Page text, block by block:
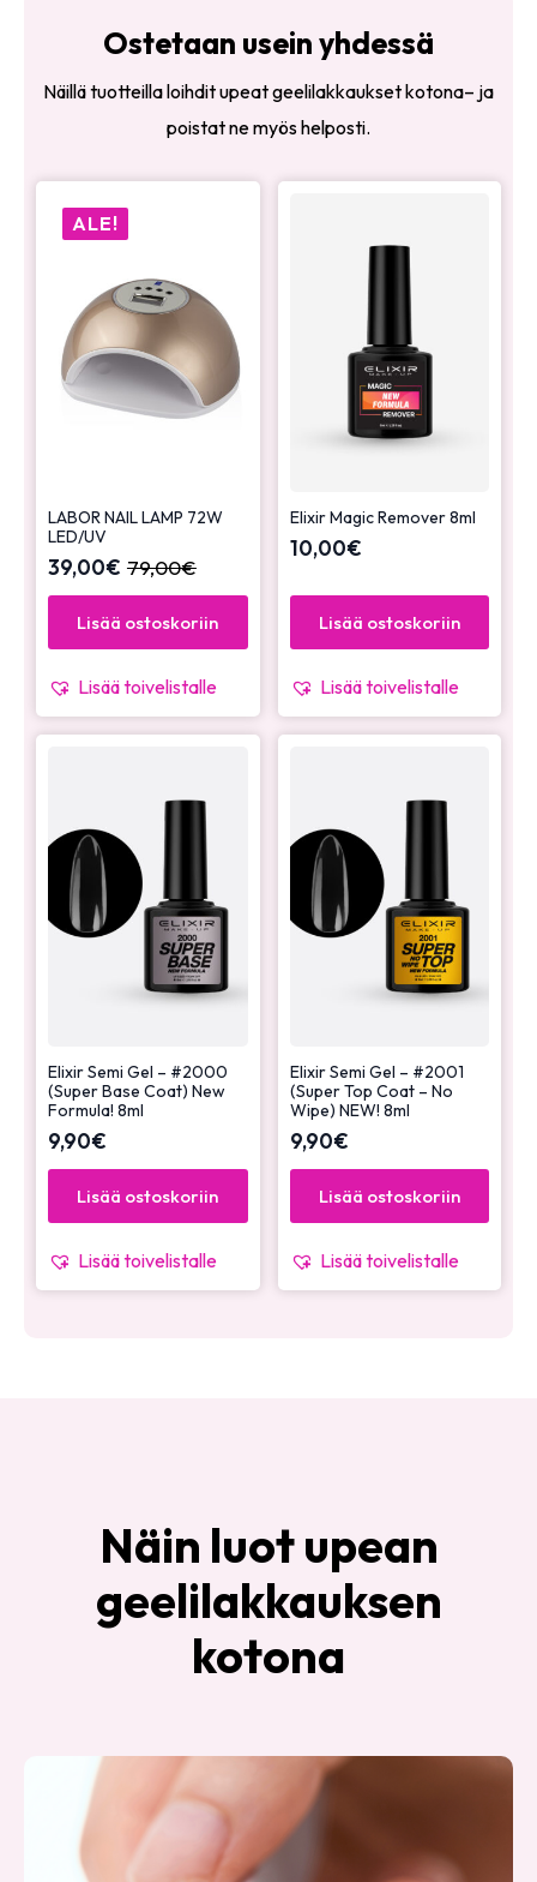
Ostetaan usein yhdessä
Näillä tuotteilla loihdit upeat geelilakkaukset kotona– ja
poistat ne myös helposti.
ALE!
LABOR NAIL LAMP 72W
LED/UV
79,00€
39,00€
Lisää ostoskoriin
Lisää toivelistalle
Elixir Magic Remover 8ml
10,00€
Lisää ostoskoriin
Lisää toivelistalle
Elixir Semi Gel – #2000
(Super Base Coat) New
Formula! 8ml
9,90€
Lisää ostoskoriin
Lisää toivelistalle
Elixir Semi Gel – #2001
(Super Top Coat – No
Wipe) NEW! 8ml
9,90€
Lisää ostoskoriin
Lisää toivelistalle
Näin luot upean
geelilakkauksen
kotona